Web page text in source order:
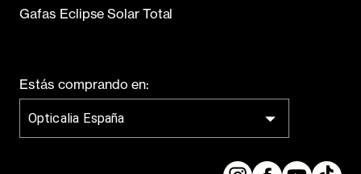
Gafas Eclipse Solar Total
Estás comprando en:
Opticalia España